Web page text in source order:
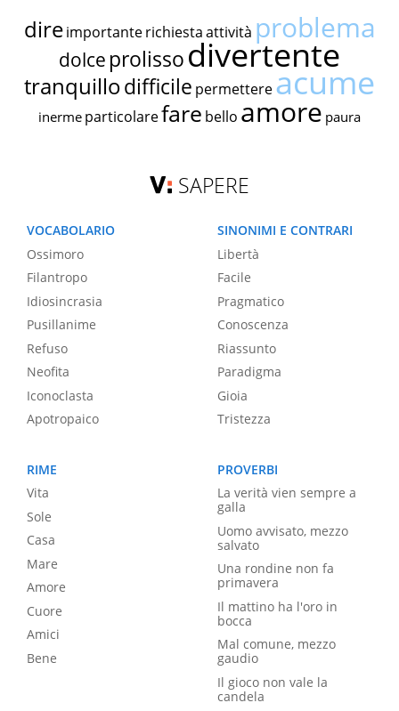
dire importante richiestaattività problema
dolce prolissodivertente
tranquillodifficile permettereacume
inerme particolarefare bello amore paura
SAPERE
VOCABOLARIO
Ossimoro
Filantropo
Idiosincrasia
Pusillanime
Refuso
Neofita
Iconoclasta
Apotropaico
SINONIMI E CONTRARI
Libertà
Facile
Pragmatico
Conoscenza
Riassunto
Paradigma
Gioia
Tristezza
RIME
Vita
Sole
Casa
Mare
Amore
Cuore
Amici
Bene
PROVERBI
La verità vien sempre a
galla
Uomo avvisato, mezzo
salvato
Una rondine non fa
primavera
Il mattino ha l'oro in
bocca
Mal comune, mezzo
gaudio
Il gioco non vale la
candela